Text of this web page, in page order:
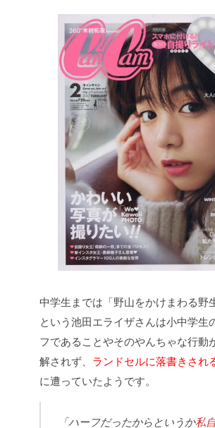
中学生までは「野山をかけまわる野
という池田エライザさんは小中学生
フであることやそのやんちゃな行動
解されず、 ランドセルに落書きされ
に遭っていたようです。
「ハーフだったからというか私